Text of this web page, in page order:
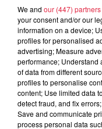
Lieu
Organisateur
We and our (447) partners
your consent and/or our
information on a device;
profiles for personalised
advertising; Measure
performance; Understand
of data from different
profiles to personalise
content; Use limited data
detect fraud, and fix
Save and communicate
process personal data